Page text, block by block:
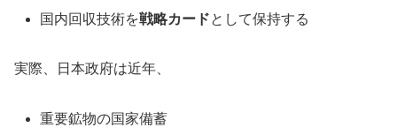
国内回収技術を戦略カードとして保持する
実際、日本政府は近年、
重要鉱物の国家備蓄